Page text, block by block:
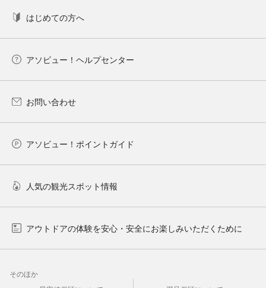
はじめての方へ
アソビュー！ヘルプセンター
お問い合わせ
アソビュー！ポイントガイド
人気の観光スポット情報
アウトドアの体験を安心・安全にお楽しみいただくために
そのほか